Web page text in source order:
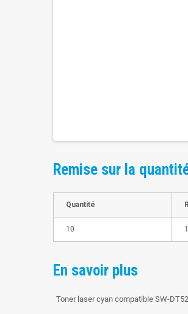
Remise sur la
Quantité
10
En savoir plus
Toner laser cyan compatible SW-